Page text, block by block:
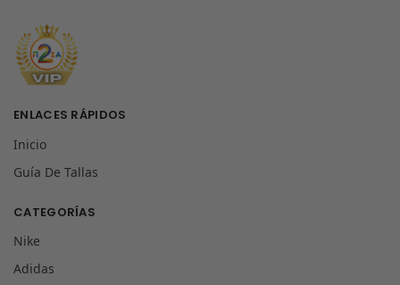
ENLACES RÁPIDOS
Inicio
Guía De Tallas
CATEGORÍAS
Nike
Adidas